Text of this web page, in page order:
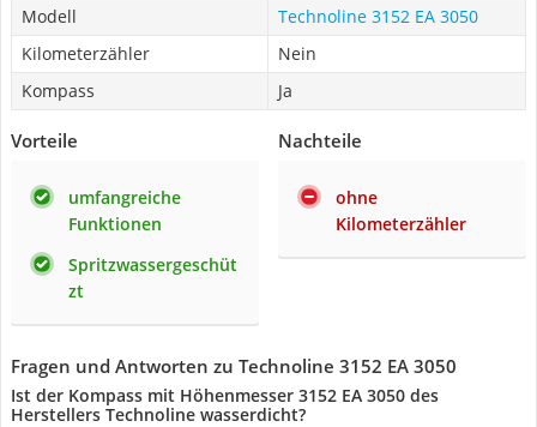
Modell
Technoline 3152 EA 3050
Kilometerzähler
Nein
Kompass
Ja
Vorteile
umfangreiche
Funktionen
Spritzwassergeschüt
zt
Nachteile
ohne
Kilometerzähler
Fragen und Antworten zu Technoline 3152 EA 3050
Ist der Kompass mit Höhenmesser 3152 EA 3050 des
Herstellers Technoline wasserdicht?